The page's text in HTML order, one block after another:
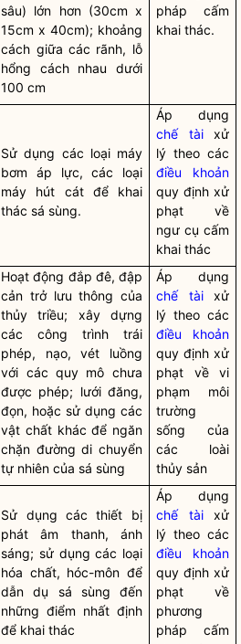
sâu) lớn hơn (30cm x
15cm x 40cm); khoảng
cách giữa các rãnh, lỗ
hổng cách nhau dưới
100 cm
pháp cấm
khai thác.
Sử dụng các loại máy
bơm áp lực, các loại
máy hút cát để khai
thác sá sùng.
Áp dụng
chế tàixử
lý theo các
điều khoản
quy định xử
phạt về
ngư cụ cấm
khai thác
Hoạt động đắp đê, đập
cản trở lưu thông của
thủy triều; xây dựng
các công trình trái
phép, nạo, vét luồng
với các quy mô chưa
được phép; lưới đăng,
đọn, hoặc sử dụng các
vật chất khác để ngăn
chặn đường di chuyển
tự nhiên của sá sùng
Áp dụng
chế tàixử
lý theo các
điều khoản
quy định xử
phạt về vi
phạm môi
trường
sống của
các loài
thủy sản
Sử dụng các thiết bị
phát âm thanh, ánh
sáng; sử dụng các loại
hóa chất, hóc-môn để
dẫn dụ sá sùng đến
những điểm nhất định
để khai thác
Áp dụng
chế tàixử
lý theo các
điều khoản
quy định xử
phạt về
phương
pháp cấm